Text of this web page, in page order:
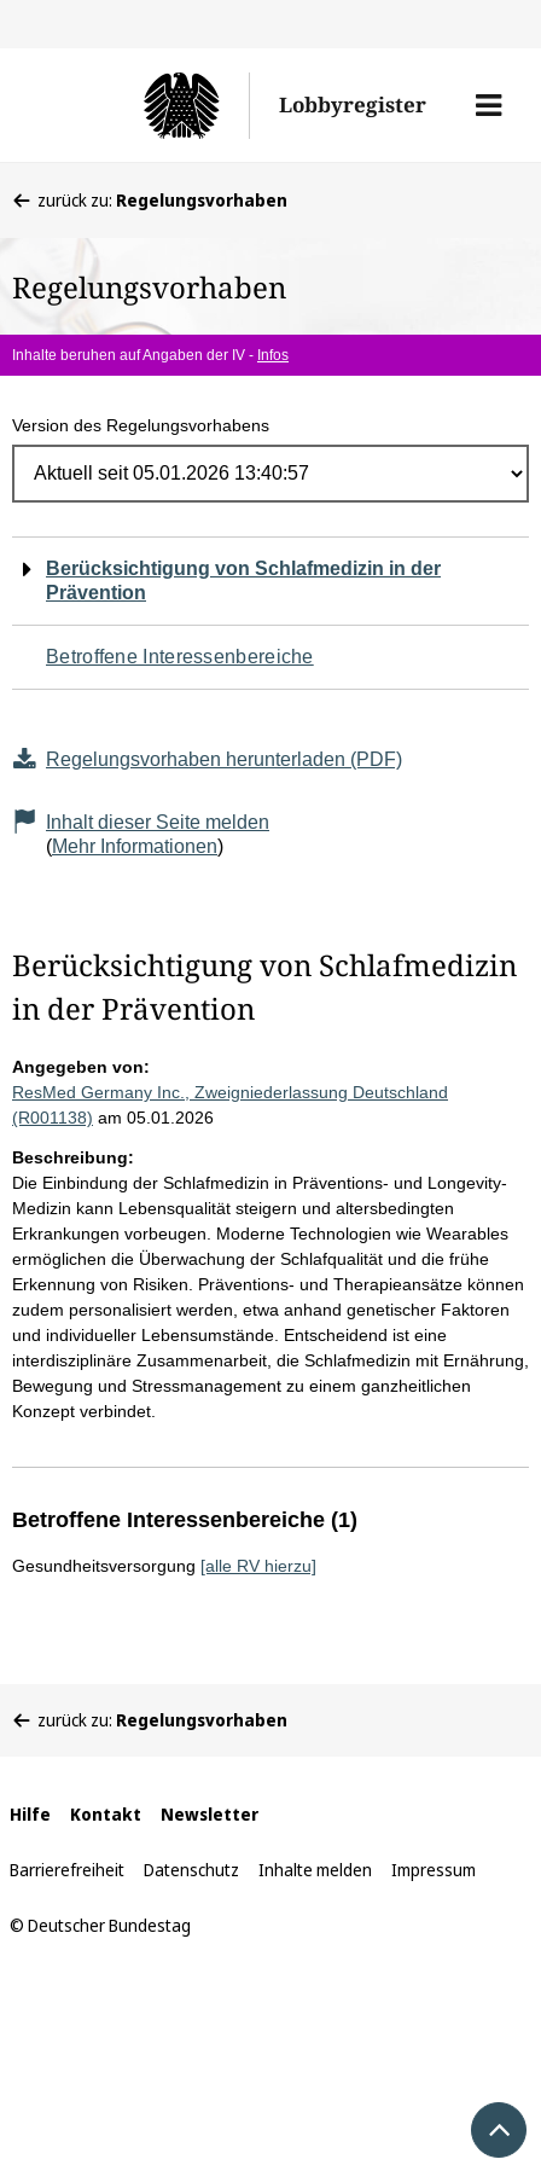
Lobbyregister
Menü
befinden
hier:
zurück zu: Regelungsvorhaben
Regelungsvorhaben
Inhalte beruhen auf Angaben der IV - Infos
Version des Regelungsvorhabens
Navigation
für
den
Berücksichtigung von Schlafmedizin in der
Prävention
Betroffene Interessenbereiche
Regelungsvorhaben herunterladen (PDF)
Inhalt dieser Seite melden
(Mehr Informationen)
Berücksichtigung von Schlafmedizin
in der Prävention
Angegeben von:
ResMed Germany Inc., Zweigniederlassung Deutschland
(R001138) am 05.01.2026
Beschreibung:
Die Einbindung der Schlafmedizin in Präventions- und Longevity-
Medizin kann Lebensqualität steigern und altersbedingten
Erkrankungen vorbeugen. Moderne Technologien wie Wearables
ermöglichen die Überwachung der Schlafqualität und die frühe
Erkennung von Risiken. Präventions- und Therapieansätze können
zudem personalisiert werden, etwa anhand genetischer Faktoren
und individueller Lebensumstände. Entscheidend ist eine
interdisziplinäre Zusammenarbeit, die Schlafmedizin mit Ernährung,
Bewegung und Stressmanagement zu einem ganzheitlichen
Konzept verbindet.
Betroffene Interessenbereiche (1)
Gesundheitsversorgung [alle RV hierzu]
befinden
zurück zu: Regelungsvorhaben
Interne
Links
Hilfe Kontakt Newsletter
Barrierefreiheit Datenschutz Inhalte melden Impressum
© Deutscher Bundestag